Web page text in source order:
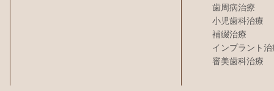
歯周病治療
小児歯科治療
補綴治療
インプラント治
審美歯科治療